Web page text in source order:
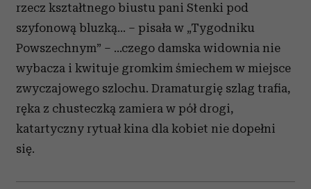
rzecz kształtnego biustu pani Stenki pod
szyfonową bluzką… – pisała w „Tygodniku
Powszechnym” – …czego damska widownia nie
wybacza i kwituje gromkim śmiechem w miejsce
zwyczajowego szlochu. Dramaturgię szlag trafia,
ręka z chusteczką zamiera w pół drogi,
katartyczny rytuał kina dla kobiet nie dopełni
się.